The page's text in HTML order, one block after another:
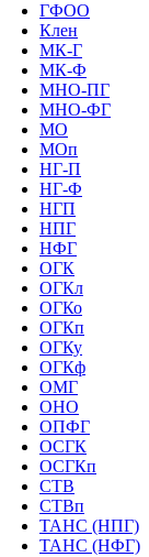
ГФОО
Клен
МК-Г
МК-Ф
МНО-ПГ
МНО-ФГ
МО
МОп
НГ-П
НГ-Ф
НГП
НПГ
НФГ
ОГК
ОГКл
ОГКо
ОГКп
ОГКу
ОГКф
ОМГ
ОНО
ОПФГ
ОСГК
ОСГКп
СТВ
СТВп
ТАНС (НПГ)
ТАНС (НФГ)